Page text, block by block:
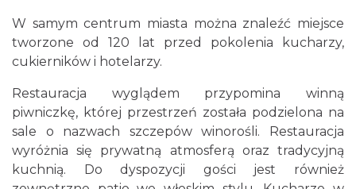
W samym centrum miasta można znaleźć miejsce
tworzone od 120 lat przed pokolenia kucharzy,
cukierników i hotelarzy.
Restauracja wyglądem przypomina winną
piwniczkę, której przestrzeń została podzielona na
sale o nazwach szczepów winorośli. Restauracja
wyróżnia się prywatną atmosferą oraz tradycyjną
kuchnią. Do dyspozycji gości jest również